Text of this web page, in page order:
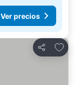
Ver precios
Compartir
Añadir